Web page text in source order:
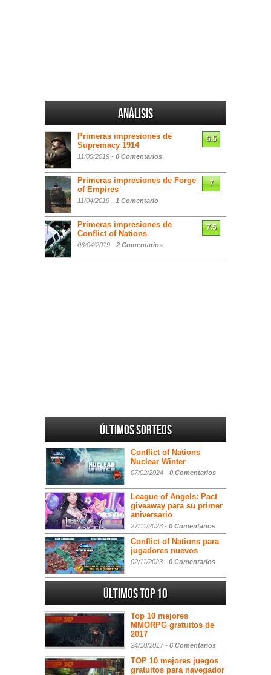
Análisis
Primeras impresiones de
Supremacy 1914
11/05/2019 - 0 Comentarios
6.5
Primeras impresiones de Forge
of Empires
11/04/2019 - 1 Comentario
7
Primeras impresiones de
Conflict of Nations
06/04/2019 - 2 Comentarios
7.5
Últimos sorteos
Conflict of Nations
Nuclear Winter
07/02/2024 - 0 Comentarios
League of Angels: Pact
giveaway para su primer
aniversario
27/11/2023 - 0 Comentarios
Conflict of Nations para
jugadores nuevos
02/11/2023 - 0 Comentarios
Últimos Top 10
Top 10 mejores
MMORPG gratuitos de
2017
24/10/2017 - 6 Comentarios
TOP 10 mejores juegos
gratuitos para navegador